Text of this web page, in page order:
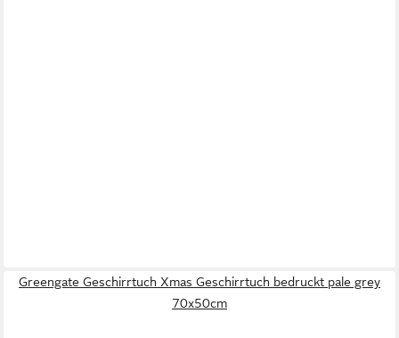
Greengate Geschirrtuch Xmas Geschirrtuch bedruckt pale grey
70x50cm